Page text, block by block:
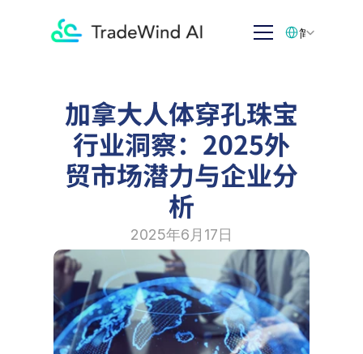
加拿大人体穿孔珠宝
行业洞察：2025外
贸市场潜力与企业分
析
2025年6月17日
简体中文